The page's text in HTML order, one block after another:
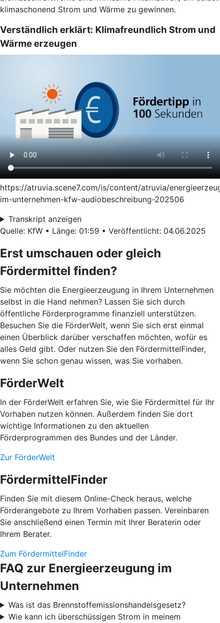
klimaschonend Strom und Wärme zu gewinnen.
Verständlich erklärt: Klimafreundlich Strom und
Wärme erzeugen
https://atruvia.scene7.com/is/content/atruvia/
im-unternehmen-kfw-audiobeschreibung-202506
Transkript anzeigen
Quelle: KfW • Länge: 01:59 • Veröffentlicht: 04.06.2025
Erst umschauen oder gleich
Fördermittel finden?
Sie möchten die Energieerzeugung in Ihrem Unternehmen
selbst in die Hand nehmen? Lassen Sie sich durch
öffentliche Förderprogramme finanziell unterstützen.
Besuchen Sie die FörderWelt, wenn Sie sich erst einmal
einen Überblick darüber verschaffen möchten, wofür es
alles Geld gibt. Oder nutzen Sie den FördermittelFinder,
wenn Sie schon genau wissen, was Sie vorhaben.
FörderWelt
In der FörderWelt erfahren Sie, wie Sie Fördermittel für Ihr
Vorhaben nutzen können. Außerdem finden Sie dort
wichtige Informationen zu den aktuellen
Förderprogrammen des Bundes und der Länder.
Zur FörderWelt
FördermittelFinder
Finden Sie mit diesem Online-Check heraus, welche
Förderangebote zu Ihrem Vorhaben passen. Vereinbaren
Sie anschließend einen Termin mit Ihrer Beraterin oder
Ihrem Berater.
Zum FördermittelFinder
FAQ zur Energieerzeugung im
Unternehmen
Was ist das Brennstoffemissionshandelsgesetz?
Wie kann ich überschüssigen Strom in meinem